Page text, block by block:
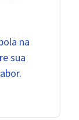
na
sua